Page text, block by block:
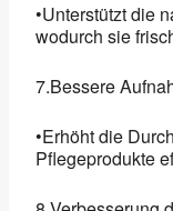
•Unterstützt die
wodurch sie
7.Bessere
•Erhöht die
Pflegeprodukte